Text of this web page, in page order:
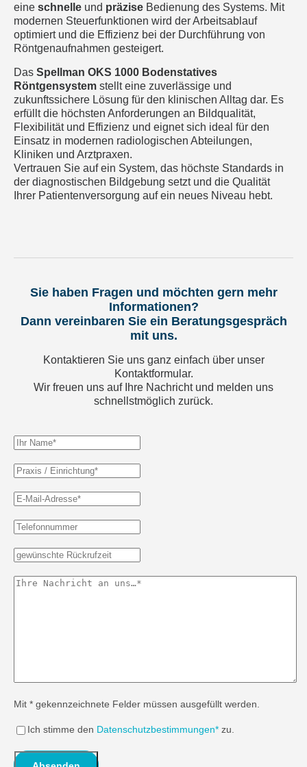
eine schnelle und präzise Bedienung des Systems. Mit
modernen Steuerfunktionen wird der Arbeitsablauf
optimiert und die Effizienz bei der Durchführung von
Röntgenaufnahmen gesteigert.
Das Spellman OKS 1000 Bodenstatives
Röntgensystem stellt eine zuverlässige und
zukunftssichere Lösung für den klinischen Alltag dar. Es
erfüllt die höchsten Anforderungen an Bildqualität,
Flexibilität und Effizienz und eignet sich ideal für den
Einsatz in modernen radiologischen Abteilungen,
Kliniken und Arztpraxen.
Vertrauen Sie auf ein System, das höchste Standards in
der diagnostischen Bildgebung setzt und die Qualität
Ihrer Patientenversorgung auf ein neues Niveau hebt.
Sie haben Fragen und möchten gern mehr
Informationen?
Dann vereinbaren Sie ein Beratungsgespräch
mit uns.
Kontaktieren Sie uns ganz einfach über unser
Kontaktformular.
Wir freuen uns auf Ihre Nachricht und melden uns
schnellstmöglich zurück.
Mit * gekennzeichnete Felder müssen ausgefüllt werden.
Ich stimme den Datenschutzbestimmungen* zu.